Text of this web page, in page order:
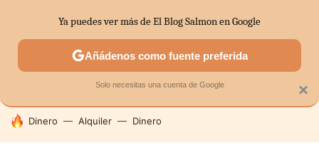
SECTORES ECONOMÍA DOMÉSTICA MERCADOS
HOY SE HABLA DE
Dinero Alquiler Dinero
×
Ya puedes ver más de El Blog Salmon en Google
Añádenos como fuente preferida
Solo necesitas una cuenta de Google